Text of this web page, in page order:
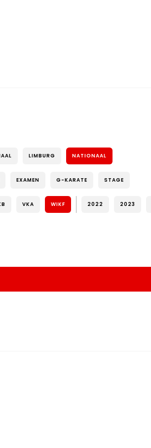
LIMBURG NATIONAAL
EXAMEN G-KARATE STAGE
VKA WIKF 2022 2023